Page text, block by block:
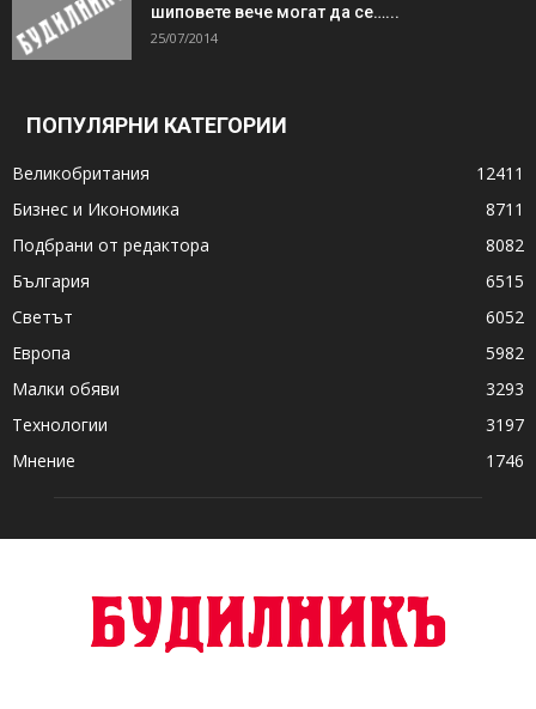
шиповете вече могат да се…...
25/07/2014
ПОПУЛЯРНИ КАТЕГОРИИ
Великобритания
12411
Бизнес и Икономика
8711
Подбрани от редактора
8082
България
6515
Светът
6052
Европа
5982
Малки обяви
3293
Технологии
3197
Мнение
1746